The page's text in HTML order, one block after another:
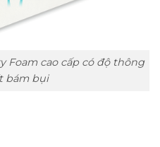
Foam cao cấp có độ thông
bám bụi